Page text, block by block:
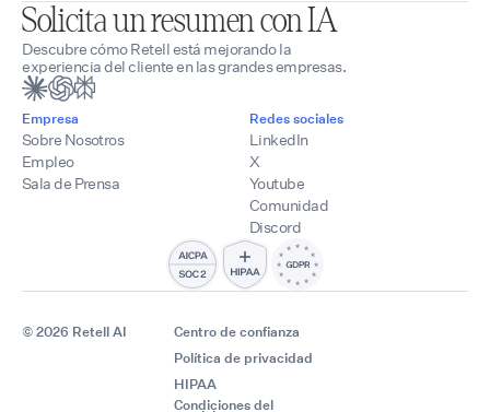
Solicita un resumen con IA
Descubre cómo Retell está mejorando la
experiencia del cliente en las grandes empresas.
Empresa
Sobre Nosotros
Empleo
Sala de Prensa
Redes sociales
LinkedIn
X
Youtube
Comunidad
Discord
© 2026 Retell AI
Centro de confianza
Política de privacidad
HIPAA
Condiciones del